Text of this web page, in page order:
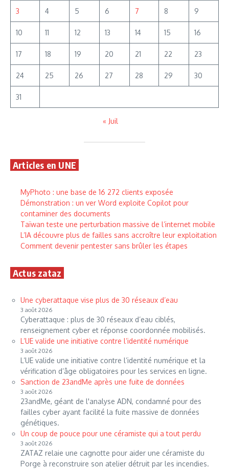
3 4 5 6 7 8 9
10 11 12 13 14 15 16
17 18 19 20 21 22 23
24 25 26 27 28 29 30
31
« Juil
Articles en UNE
MyPhoto : une base de 16 272 clients exposée
Démonstration : un ver Word exploite Copilot pour
contaminer des documents
Taïwan teste une perturbation massive de l’internet mobile
L’IA découvre plus de failles sans accroître leur exploitation
Comment devenir pentester sans brûler les étapes
Actus zataz
Une cyberattaque vise plus de 30 réseaux d’eau
3 août 2026
Cyberattaque : plus de 30 réseaux d’eau ciblés,
renseignement cyber et réponse coordonnée mobilisés.
L’UE valide une initiative contre l’identité numérique
3 août 2026
L’UE valide une initiative contre l’identité numérique et la
vérification d’âge obligatoires pour les services en ligne.
Sanction de 23andMe après une fuite de données
3 août 2026
23andMe, géant de l'analyse ADN, condamné pour des
failles cyber ayant facilité la fuite massive de données
génétiques.
Un coup de pouce pour une céramiste qui a tout perdu
3 août 2026
ZATAZ relaie une cagnotte pour aider une céramiste du
Porge à reconstruire son atelier détruit par les incendies.